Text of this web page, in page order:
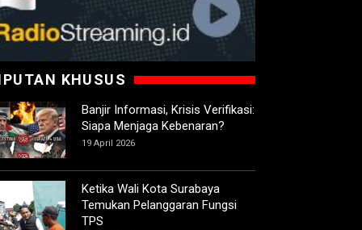
KHUSUS
Banjir Informasi, Krisis Verifikasi:
Siapa Menjaga Kebenaran?
19 April 2026
Ketika Wali Kota Surabaya
Temukan Pelanggaran Fungsi
TPS